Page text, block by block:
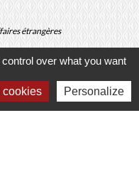
étrangères
effectués à l'étranger
over what you want
cookies Personalize